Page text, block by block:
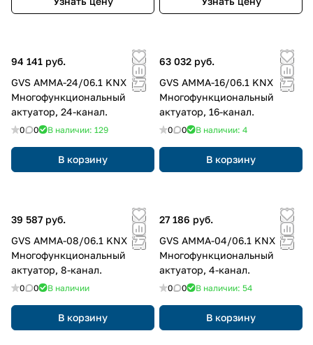
94 141 руб.
GVS AMMA-24/06.1 KNX
Многофункциональный
актуатор, 24-канал.
0 0 В наличии: 129
В корзину
63 032 руб.
GVS AMMA-16/06.1 KNX
Многофункциональный
актуатор, 16-канал.
0 0 В наличии: 4
В корзину
39 587 руб.
GVS AMMA-08/06.1 KNX
Многофункциональный
актуатор, 8-канал.
0 0 В наличии
В корзину
27 186 руб.
GVS AMMA-04/06.1 KNX
Многофункциональный
актуатор, 4-канал.
0 0 В наличии: 54
В корзину